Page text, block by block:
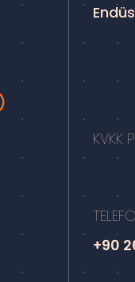
KVKK
+90